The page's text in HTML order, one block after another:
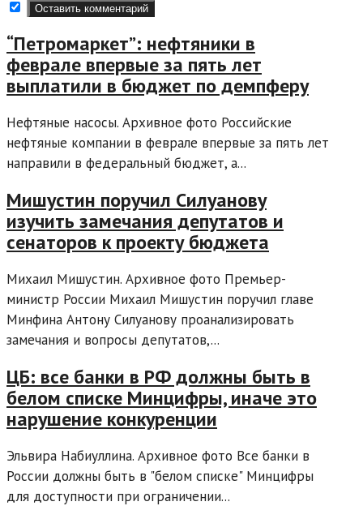
“Петромаркет”: нефтяники в
феврале впервые за пять лет
выплатили в бюджет по демпферу
Нефтяные насосы. Архивное фото Российские
нефтяные компании в феврале впервые за пять лет
направили в федеральный бюджет, а...
Мишустин поручил Силуанову
изучить замечания депутатов и
сенаторов к проекту бюджета
Михаил Мишустин. Архивное фото Премьер-
министр России Михаил Мишустин поручил главе
Минфина Антону Силуанову проанализировать
замечания и вопросы депутатов,...
ЦБ: все банки в РФ должны быть в
белом списке Минцифры, иначе это
нарушение конкуренции
Эльвира Набиуллина. Архивное фото Все банки в
России должны быть в "белом списке" Минцифры
для доступности при ограничении...